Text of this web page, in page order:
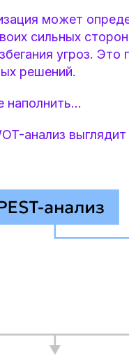
может
сильных
угроз. Это
решений.
наполнить…
анализ